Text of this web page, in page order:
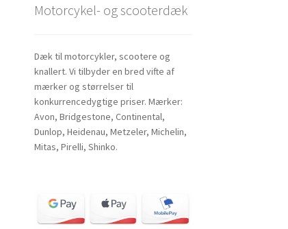
Motorcykel- og scooterdæk
Dæk til motorcykler, scootere og
knallert. Vi tilbyder en bred vifte af
mærker og størrelser til
konkurrencedygtige priser. Mærker:
Avon, Bridgestone, Continental,
Dunlop, Heidenau, Metzeler, Michelin,
Mitas, Pirelli, Shinko.